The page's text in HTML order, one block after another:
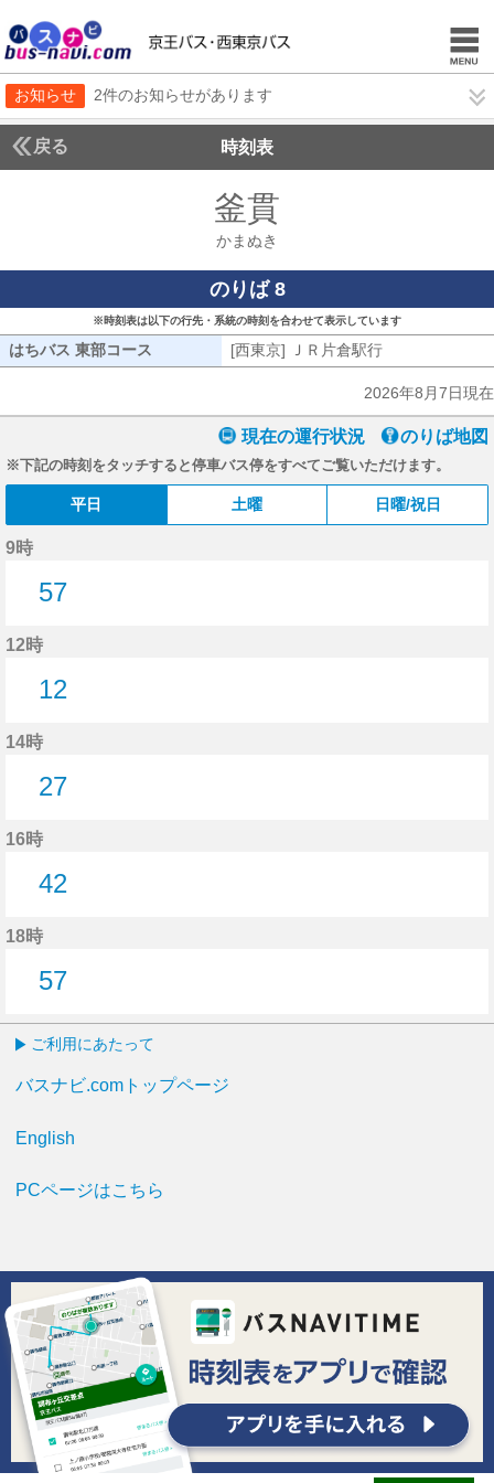
お知らせ 2件のお知らせがあります
戻る 時刻表
釜貫
かまぬき
のりば 8
※時刻表は以下の行先・系統の時刻を合わせて表示しています
はちバス 東部コース はちバス 東部コース[西東京] ＪＲ片倉駅行
2026年8月7日現在
現在の運行状況 のりば地図
※下記の時刻をタッチすると停車バス停をすべてご覧いただけます。
平日 土曜 日曜/祝日
9時
57
12時
12
14時
27
16時
42
18時
57
ご利用にあたって
バスナビ.comトップページ
English
PCページはこちら